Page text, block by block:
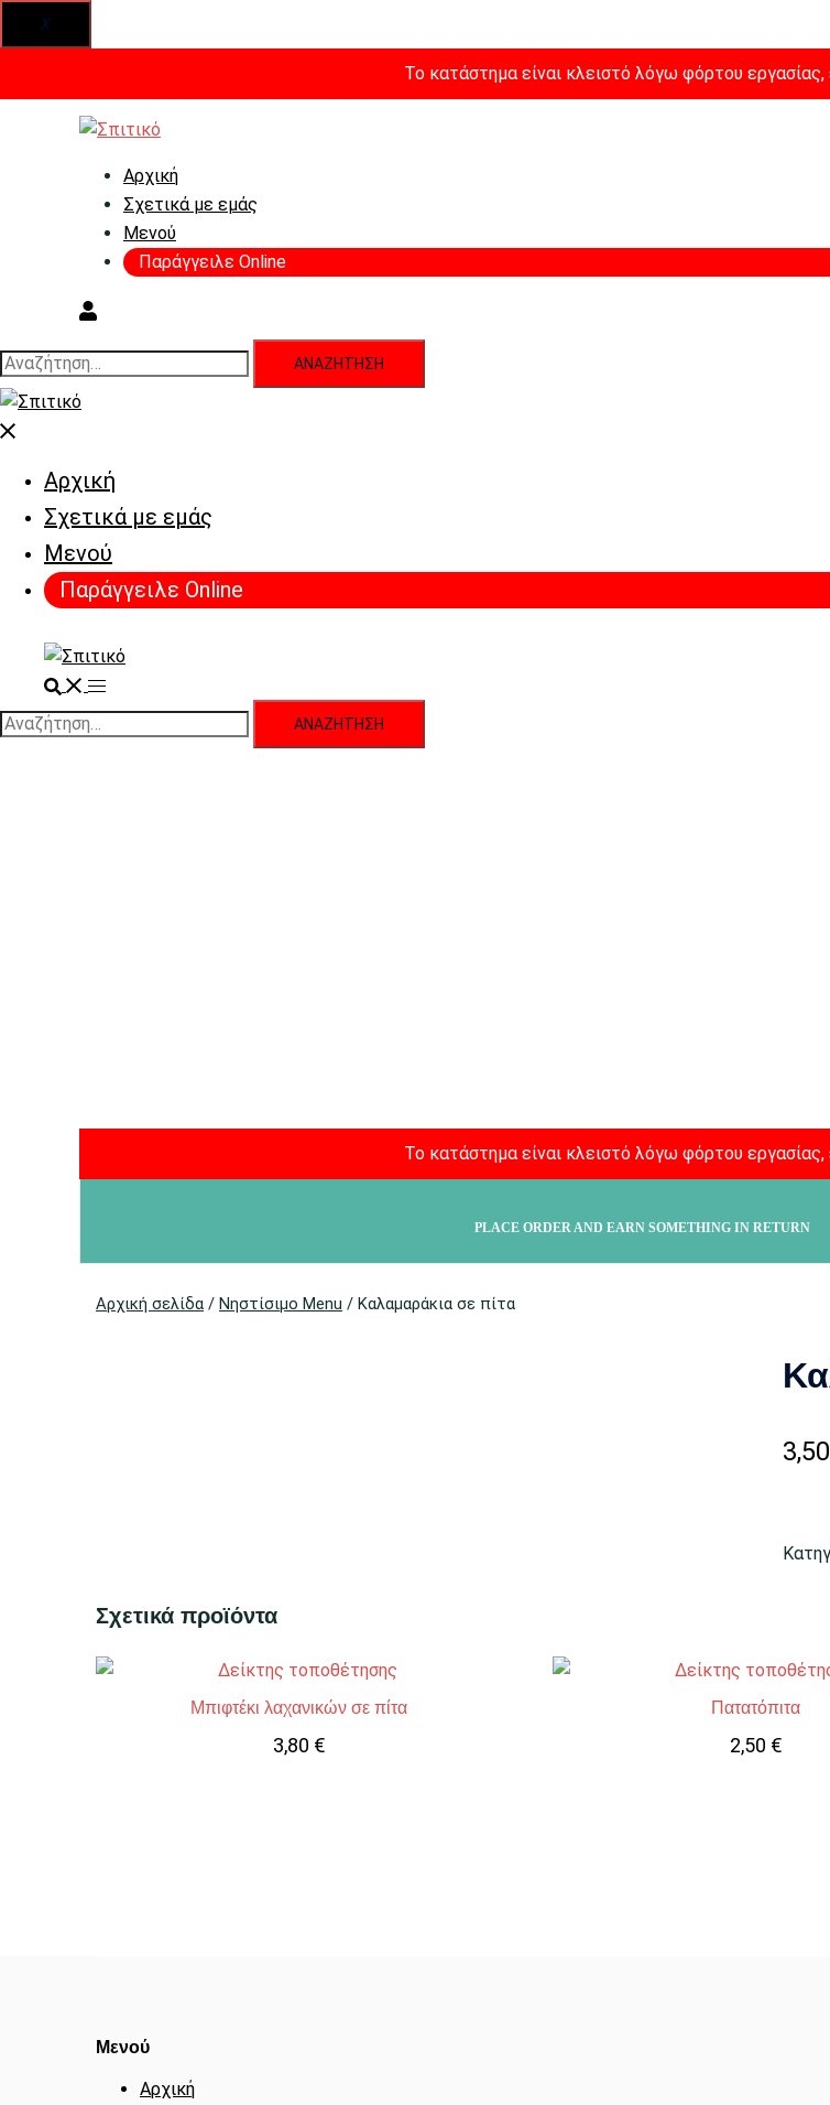
X
Το κατάστημα είναι κλειστό λόγω φόρτου
Αρχική
Σχετικά με εμάς
Μενού
Παράγγειλε Online
Αναζήτηση
για:
Close
Αρχική
Σχετικά με εμάς
Μενού
Παράγγειλε Online
SearchToggle
menu
Αναζήτηση
Το κατάστημα είναι κλειστό λόγω φόρτου
PLACE ORDER AND EARN SOMETHING IN RETURN
Αρχική σελίδα / Νηστίσιμο Menu / Καλαμαράκια σε πίτα
3,50
Σχετικά προϊόντα
Μπιφτέκι λαχανικών σε πίτα
3,80 €
Πατατόπιτα
2,50 €
Μενού
Αρχική